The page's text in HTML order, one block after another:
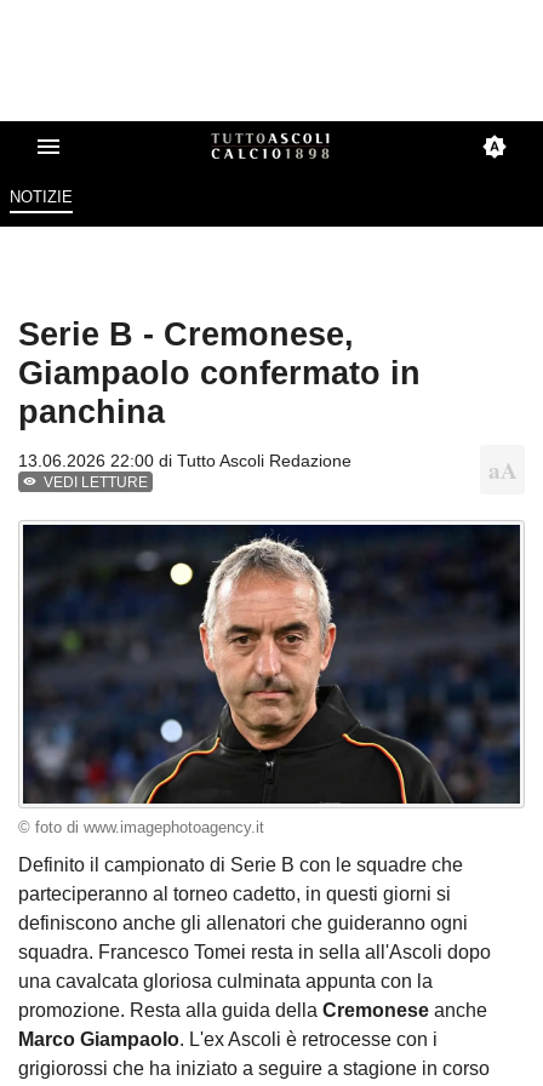
NOTIZIE
Serie B - Cremonese,
Giampaolo confermato in
panchina
13.06.2026 22:00 di Tutto Ascoli Redazione
VEDI LETTURE
© foto di www.imagephotoagency.it
Definito il campionato di Serie B con le squadre che
parteciperanno al torneo cadetto, in questi giorni si
definiscono anche gli allenatori che guideranno ogni
squadra. Francesco Tomei resta in sella all'Ascoli dopo
una cavalcata gloriosa culminata appunta con la
promozione. Resta alla guida della Cremonese anche
Marco Giampaolo. L'ex Ascoli è retrocesse con i
grigiorossi che ha iniziato a seguire a stagione in corso